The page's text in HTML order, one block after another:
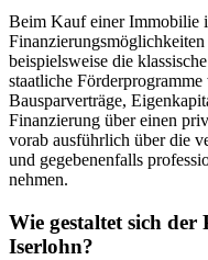
Beim Kauf einer Immobilie
beispielsweise die
staatliche
Bausparverträge,
Finanzierung über einen
vorab ausführlich über die
und gegebenenfalls
nehmen.
Wie gestaltet sich der
Iserlohn?